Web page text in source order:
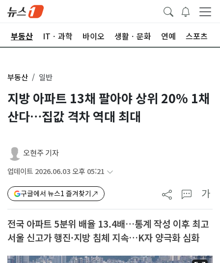
부동산 ITㆍ과학 바이오 생활ㆍ문화 연예 스포츠
부동산 일반
지방 아파트 13채 팔아야 상위 20% 1채
산다…집값 격차 역대 최대
오현주 기자
업데이트 2026.06.03 오후 05:21
구글에서 뉴스1 즐겨찾기 가
전국 아파트 5분위 배율 13.4배…통계 작성 이후 최고
서울 신고가 행진·지방 침체 지속…K자 양극화 심화